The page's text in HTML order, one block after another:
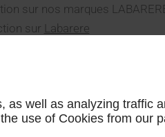
sur nos marques
sur Labarere
as well as analyzing traffic
use of Cookies from our